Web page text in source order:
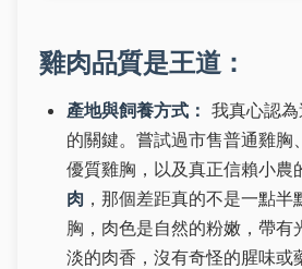
雞肉品質是王道：
產地與飼養方式： 我真心認
的關鍵。嘗試過市售普通雞胸
優質雞胸，以及真正信賴小農
肉 ，那個差距真的不是一點
胸，肉色是自然的粉嫩，帶有
淡的肉香，沒有奇怪的腥味或